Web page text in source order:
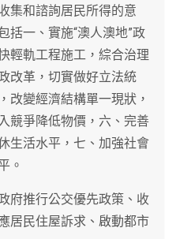
集和諮詢居民所得的意
括一、實施“澳人澳地”政
輕軌工程施工，綜合治理
改革，切實做好立法統
改變經濟結構單一現狀，
競爭降低物價，六、完善
生活水平，七、加強社會
。
府推行公交優先政策、收
居民住屋訴求、啟動都市